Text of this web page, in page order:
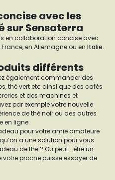
avec les
sur Sensaterra
en collaboration concise avec
en Allemagne ou en Italie.
différents
également commander des
thé vert etc ainsi que des cafés
et des machines et
par exemple votre nouvelle
de thé noir ou des autres
en ligne.
pour votre amie amateure
a une solution pour vous.
de thé ? Ou peut- être un
proche puisse essayer de